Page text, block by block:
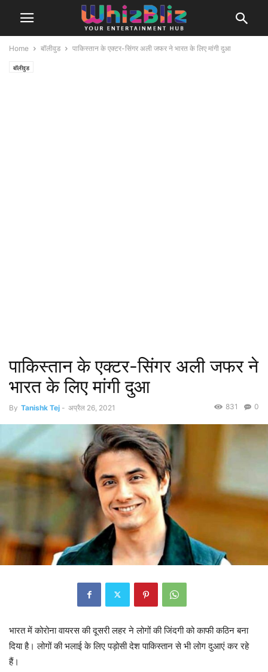
Home बॉलीवुड पाकिस्तान के एक्टर-सिंगर अली जफर ने भारत के लिए मांगी दुआ
बॉलीवुड
पाकिस्तान के एक्टर-सिंगर अली जफर ने
भारत के लिए मांगी दुआ
By Tanishk Tej - अप्रैल 26, 2021 0
831
भारत में कोरोना वायरस की दूसरी लहर ने लोगों की जिंदगी को काफी कठिन बना
दिया है। लोगों की भलाई के लिए पड़ोसी देश पाकिस्तान से भी लोग दुआएं कर रहे
हैं।